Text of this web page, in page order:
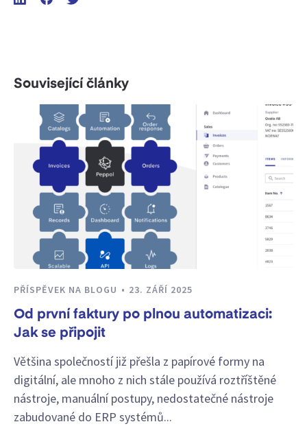
Související články
PŘÍSPĚVEK NA BLOGU 23. ZÁŘÍ 2025
Od první faktury po plnou automatizaci:
Jak se připojit
Většina společností již přešla z papírové formy na
digitální, ale mnoho z nich stále používá roztříštěné
nástroje, manuální postupy, nedostatečné nástroje
zabudované do ERP systémů...